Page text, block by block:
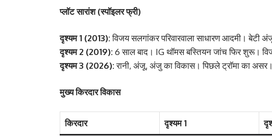
प्लॉट सारांश (स्पॉइलर फ्री)
दृश्यम 1 (2013):विजय सलगांकर परिवारवाला साधारण आदमी। बेटी
दृश्यम 2 (2019):6 साल बाद। IG थॉमस बस्तियन जांच फिर शुरू।
दृश्यम 3 (2026):रानी, अंजू, अंजु का विकास। पिछले ट्रॉमा का
मुख्य किरदार विकास
किरदार दृश्यम 1